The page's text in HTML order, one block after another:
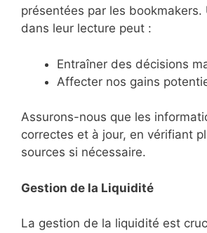
présentées par les bookmakers.
dans leur lecture peut :
Entraîner des décisions
Affecter nos gains
Assurons-nous que les
correctes et à jour, en vérifiant
sources si nécessaire.
Gestion de la Liquidité
La gestion de la liquidité est